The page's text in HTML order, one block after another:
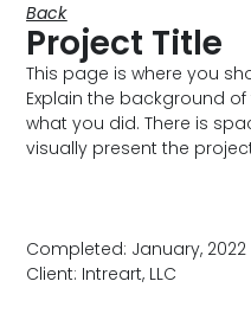
Back
Project Title
This page is where you
Explain the background
what you did. There is
visually present the
Completed: January, 2022
Client: Intreart, LLC